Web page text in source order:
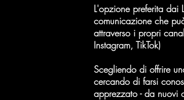
L'opzione preferita
comunicazione che
attraverso i propri
Instagram, TikTok)
Scegliendo di offrire
cercando di farsi
apprezzato - da nuovi